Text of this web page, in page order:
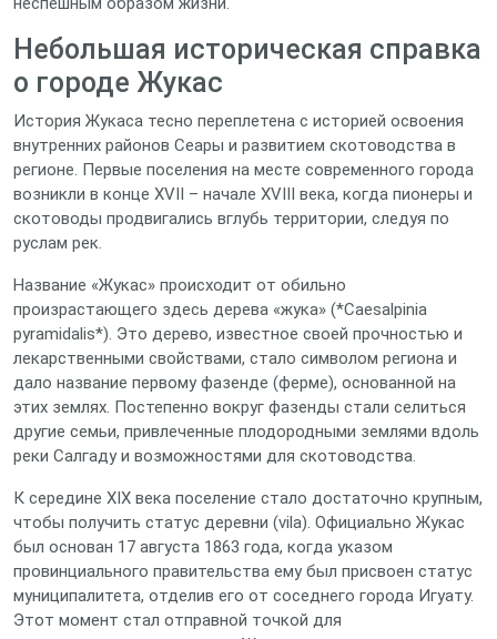
Небольшая историческая справка
о городе Жукас
История Жукаса тесно переплетена с историей освоения
внутренних районов Сеары и развитием скотоводства в
регионе. Первые поселения на месте современного города
возникли в конце XVII – начале XVIII века, когда пионеры и
скотоводы продвигались вглубь территории, следуя по
руслам рек.
Название «Жукас» происходит от обильно
произрастающего здесь дерева «жука» (*Caesalpinia
pyramidalis*). Это дерево, известное своей прочностью и
лекарственными свойствами, стало символом региона и
дало название первому фазенде (ферме), основанной на
этих землях. Постепенно вокруг фазенды стали селиться
другие семьи, привлеченные плодородными землями вдоль
реки Салгаду и возможностями для скотоводства.
К середине XIX века поселение стало достаточно крупным,
чтобы получить статус деревни (vila). Официально Жукас
был основан 17 августа 1863 года, когда указом
провинциального правительства ему был присвоен статус
муниципалитета, отделив его от соседнего города Игуату.
Этот момент стал отправной точкой для